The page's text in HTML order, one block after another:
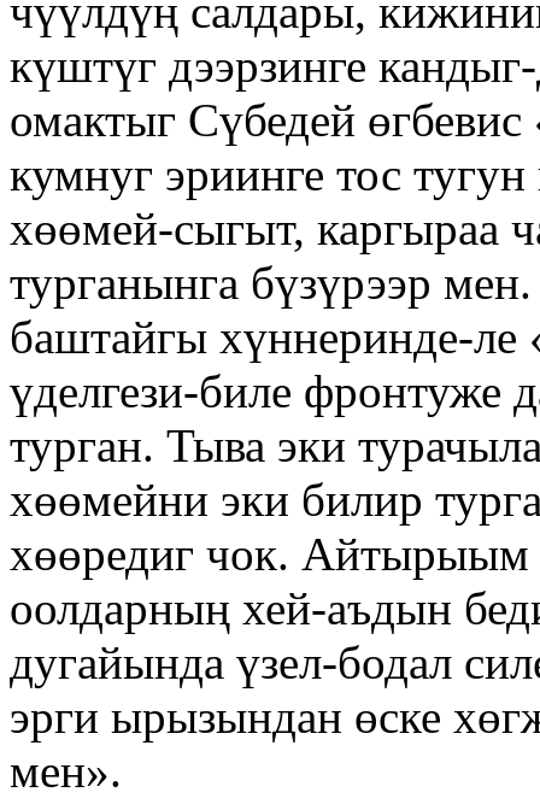
чүүлдүң салдары,
күштүг дээрзинге
омактыг Сүбедей
кумнуг эриинге тос
хөөмей-сыгыт, каргыраа
турганынга бүзүрээр
баштайгы хүннеринде-
үделгези-биле фронтуже
турган. Тыва эки
хөөмейни эки билир
хөөредиг чок.
оолдарның хей-аъдын
дугайында үзел-бодал
эрги ырызындан өске
мен».